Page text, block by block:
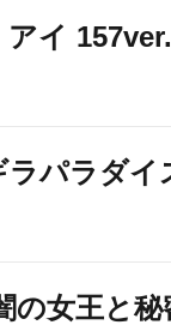
イ
パラダイ
の女王と秘